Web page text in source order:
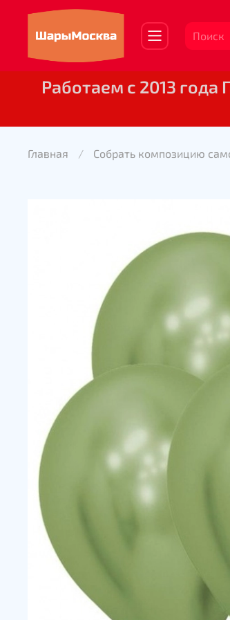
Работаем с 2013
Главная Собрать композицию